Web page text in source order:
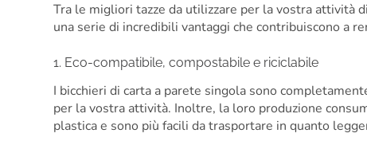
Tra le migliori tazze da utilizzare per la vostra attività
una serie di incredibili vantaggi che contribuiscono a
1. Eco-compatibile, compostabile e riciclabile
I bicchieri di carta a parete singola sono
per la vostra attività. Inoltre, la loro produzione
plastica e sono più facili da trasportare in quanto